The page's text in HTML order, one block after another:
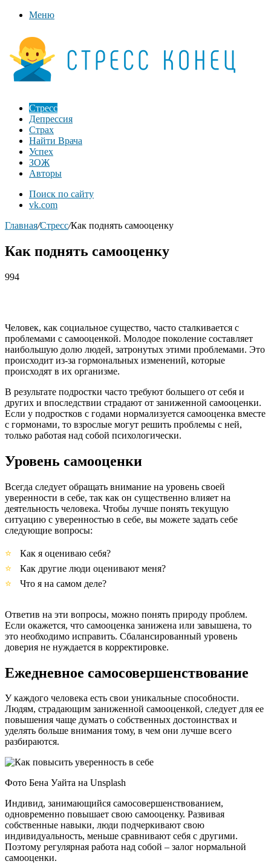
Меню
Стресс
Депрессия
Страх
Найти Врача
Успех
ЗОЖ
Авторы
Поиск по сайту
vk.com
Главная/Стресс/Как поднять самооценку
Как поднять самооценку
994
Человек, как социальное существо, часто сталкивается с
проблемами с самооценкой. Молодое поколение составляет
наибольшую долю людей, затронутых этими проблемами. Это
происходит из-за гормональных изменений, которые
происходят в их организме.
В результате подростки часто требуют большего от себя и
других и впоследствии страдают от заниженной самооценки.
Если у подростков с годами нормализуется самооценка вместе
с гормонами, то взрослые могут решить проблемы с ней,
только работая над собой психологически.
Уровень самооценки
Всегда следует обращать внимание на уровень своей
уверенности в себе, так как он существенно влияет на
деятельность человека. Чтобы лучше понять текущую
ситуацию с уверенностью в себе, вы можете задать себе
следующие вопросы:
Как я оцениваю себя?
Как другие люди оценивают меня?
Что я на самом деле?
Ответив на эти вопросы, можно понять природу проблем.
Если окажется, что самооценка занижена или завышена, то
это необходимо исправить. Сбалансированный уровень
доверия не нуждается в корректировке.
Ежедневное самосовершенствование
У каждого человека есть свои уникальные способности.
Людям, страдающим заниженной самооценкой, следует для ее
повышения чаще думать о собственных достоинствах и
уделять больше внимания тому, в чем они лучше всего
разбираются.
Фото Бена Уайта на Unsplash
Индивид, занимающийся самосовершенствованием,
одновременно повышает свою самооценку. Развивая
собственные навыки, люди подчеркивают свою
индивидуальность, меньше сравнивают себя с другими.
Поэтому регулярная работа над собой – залог нормальной
самооценки.